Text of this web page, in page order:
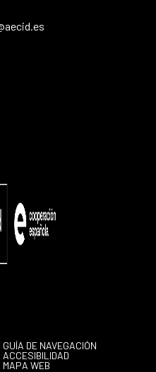
GUÍA DE NAVEGACIÓN
ACCESIBILIDAD
MAPA WEB